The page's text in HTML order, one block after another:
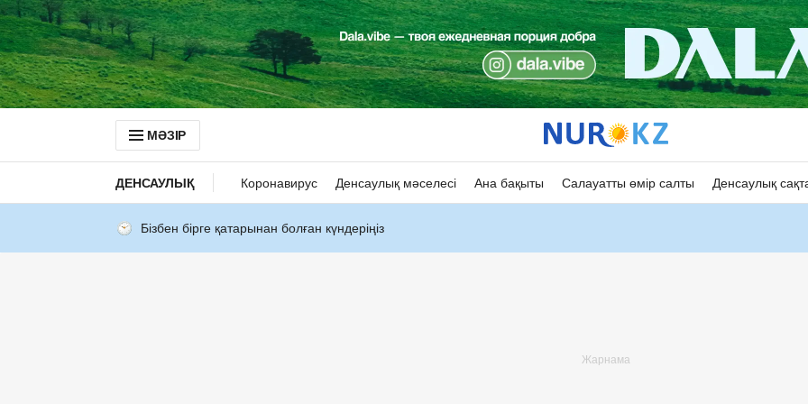
МӘЗІР
ДЕНСАУЛЫҚ Коронавирус Денсаулық мәселесі Ана бақыты Салауатты өмір салты Денсаулық
Бізбен бірге қатарынан болған күндеріңіз